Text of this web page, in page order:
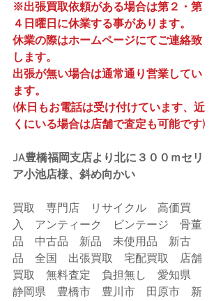
※出張買取依頼がある場合は第２・第
４日曜日に休業する事があります。
休業の際はホームページにてご連絡致
します。
出張が無い場合は通常通り営業してい
ます。
(休日もお電話は受け付けています、近
くにいる場合は店舗で査定も可能です)
JA豊橋福岡支店より北に３００ｍセリ
ア小池店様、斜め向かい
買取　専門店　リサイクル　高価買
入　アンティーク　ビンテージ　骨董
品　中古品　新品　未使用品　新古
品　全国　出張買取　宅配買取　店舗
買取　無料査定　負担無し　愛知県
静岡県　豊橋市　豊川市　田原市　新